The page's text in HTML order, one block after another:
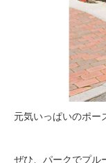
元気いっぱいのポー
ぜひ、パークでプル